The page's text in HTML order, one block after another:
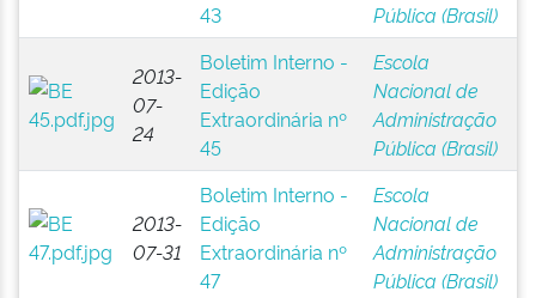
43
Pública (Brasil)
2013-
07-
24
Boletim Interno -
Edição
Extraordinária nº
45
Escola
Nacional de
Administração
Pública (Brasil)
2013-
07-31
Boletim Interno -
Edição
Extraordinária nº
47
Escola
Nacional de
Administração
Pública (Brasil)